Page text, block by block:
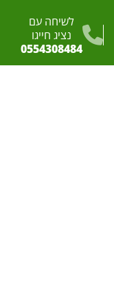
לשיחה עם
נציג חייגו
0554308484